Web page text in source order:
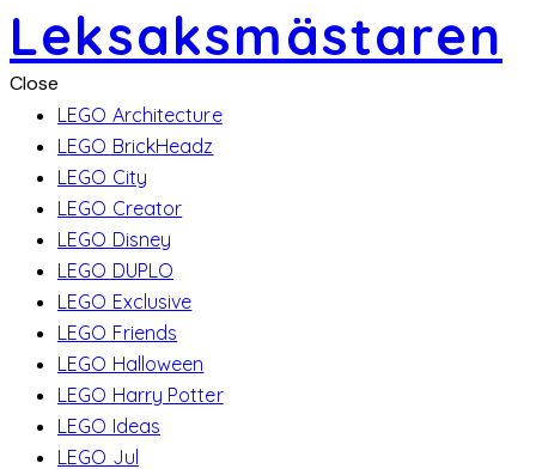
Leksaksmästaren
Close
LEGO Architecture
LEGO BrickHeadz
LEGO City
LEGO Creator
LEGO Disney
LEGO DUPLO
LEGO Exclusive
LEGO Friends
LEGO Halloween
LEGO Harry Potter
LEGO Ideas
LEGO Jul